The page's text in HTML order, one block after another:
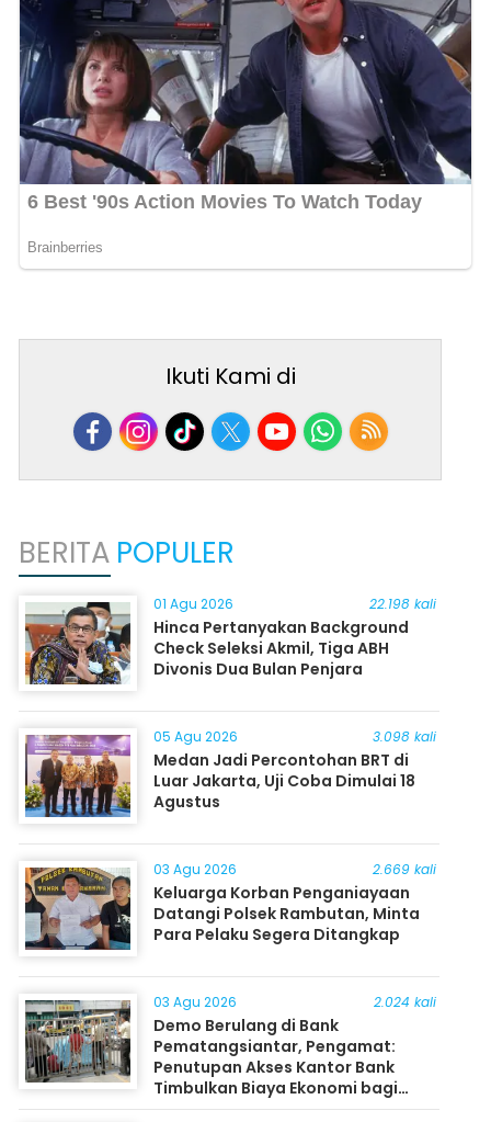
Ikuti Kami di
BERITA POPULER
01 Agu 2026 22.198 kali
Hinca Pertanyakan Background
Check Seleksi Akmil, Tiga ABH
Divonis Dua Bulan Penjara
05 Agu 2026 3.098 kali
Medan Jadi Percontohan BRT di
Luar Jakarta, Uji Coba Dimulai 18
Agustus
03 Agu 2026 2.669 kali
Keluarga Korban Penganiayaan
Datangi Polsek Rambutan, Minta
Para Pelaku Segera Ditangkap
03 Agu 2026 2.024 kali
Demo Berulang di Bank
Pematangsiantar, Pengamat:
Penutupan Akses Kantor Bank
Timbulkan Biaya Ekonomi bagi
Masyarakat